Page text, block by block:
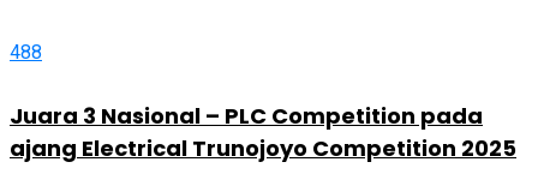
488
Juara 3 Nasional – PLC Competition pada
ajang Electrical Trunojoyo Competition 2025